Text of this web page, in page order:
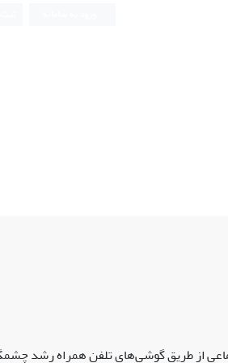
از طریق گوشی‌های تلفن همراه رشد